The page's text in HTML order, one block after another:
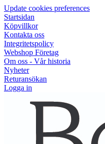
Update cookies preferences
Startsidan
Köpvillkor
Kontakta oss
Integritetspolicy
Webshop Företag
Om oss - Vår historia
Nyheter
Returansökan
Logga in